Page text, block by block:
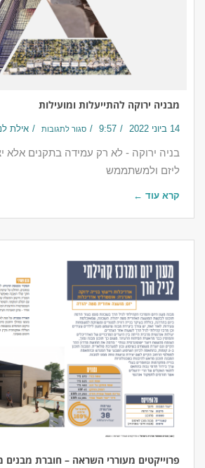
מבניה ירוקה להתייעלות ומועילות
14 ביוני 2022 9:57 סגור לתגובות אילת
בניה ירוקה - לא רק עמידה בתקנים אלא
ליזם ולמשתממש
קרא עוד ←
פרוייקטים מעוררי השראה – חוברת מבנים